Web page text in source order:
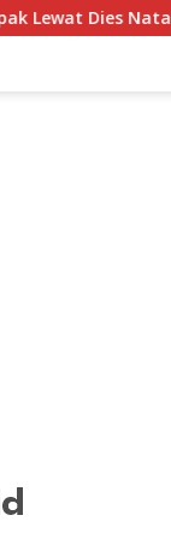
ke-45